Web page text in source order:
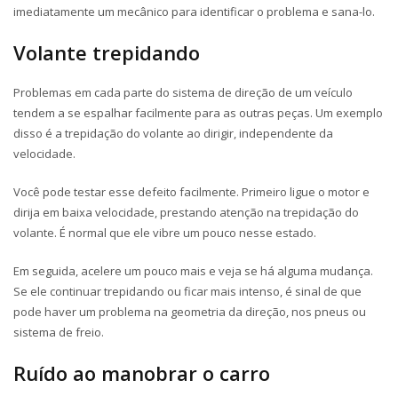
imediatamente um mecânico para identificar o problema e sana-lo.
Volante trepidando
Problemas em cada parte do sistema de direção de um veículo
tendem a se espalhar facilmente para as outras peças. Um exemplo
disso é a trepidação do volante ao dirigir, independente da
velocidade.
Você pode testar esse defeito facilmente. Primeiro ligue o motor e
dirija em baixa velocidade, prestando atenção na trepidação do
volante. É normal que ele vibre um pouco nesse estado.
Em seguida, acelere um pouco mais e veja se há alguma mudança.
Se ele continuar trepidando ou ficar mais intenso, é sinal de que
pode haver um problema na geometria da direção, nos pneus ou
sistema de freio.
Ruído ao manobrar o carro